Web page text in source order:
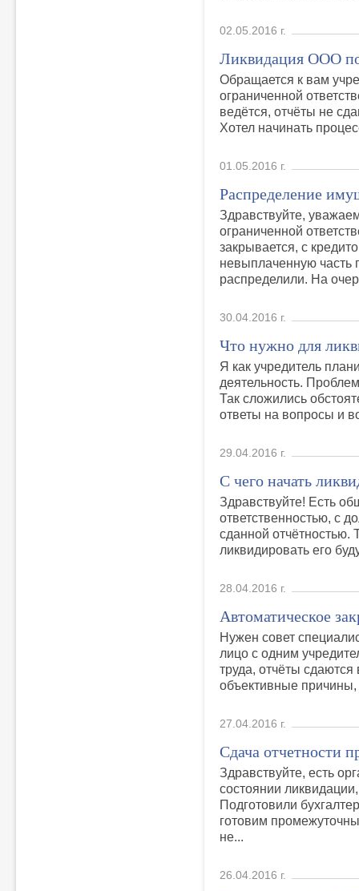
02.05.2016 г.
Ликвидация ООО
Обращается к вам
ограниченной
ведётся, отчёты не
Хотел начинать
01.05.2016 г.
Распределение
Здравствуйте,
ограниченной
закрывается, с
невыплаченную часть
распределили. На
30.04.2016 г.
Что нужно для
Я как учредитель
деятельность.
Так сложились
ответы на вопросы и
29.04.2016 г.
С чего начать
Здравствуйте! Есть
ответственностью, с
сданной отчётностью.
ликвидировать его
28.04.2016 г.
Автоматическое
Нужен совет
лицо с одним
труда, отчёты
объективные причины,
27.04.2016 г.
Сдача отчетности
Здравствуйте, есть
состоянии
Подготовили
готовим
не...
26.04.2016 г.